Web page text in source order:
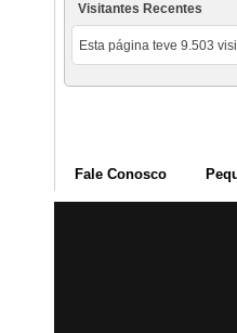
Visitantes Recentes
Esta página teve 9.503
Fale Conosco